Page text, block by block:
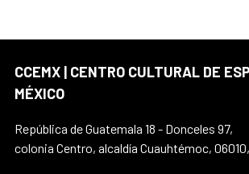
CCEMX | CENTRO CULTURAL DE
MÉXICO
República de Guatemala 18 - Donceles 97,
colonia Centro, alcaldía Cuauhtémoc,